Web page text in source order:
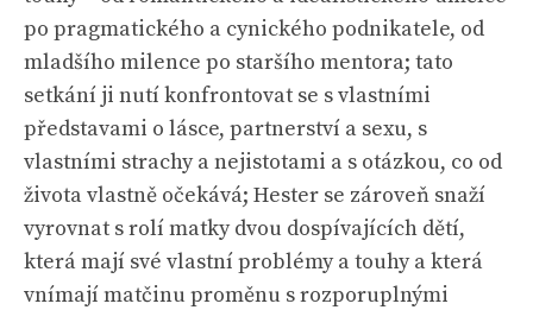
po pragmatického a cynického podnikatele, od
mladšího milence po staršího mentora; tato
setkání ji nutí konfrontovat se s vlastními
představami o lásce, partnerství a sexu, s
vlastními strachy a nejistotami a s otázkou, co od
života vlastně očekává; Hester se zároveň snaží
vyrovnat s rolí matky dvou dospívajících dětí,
která mají své vlastní problémy a touhy a která
vnímají matčinu proměnu s rozporuplnými